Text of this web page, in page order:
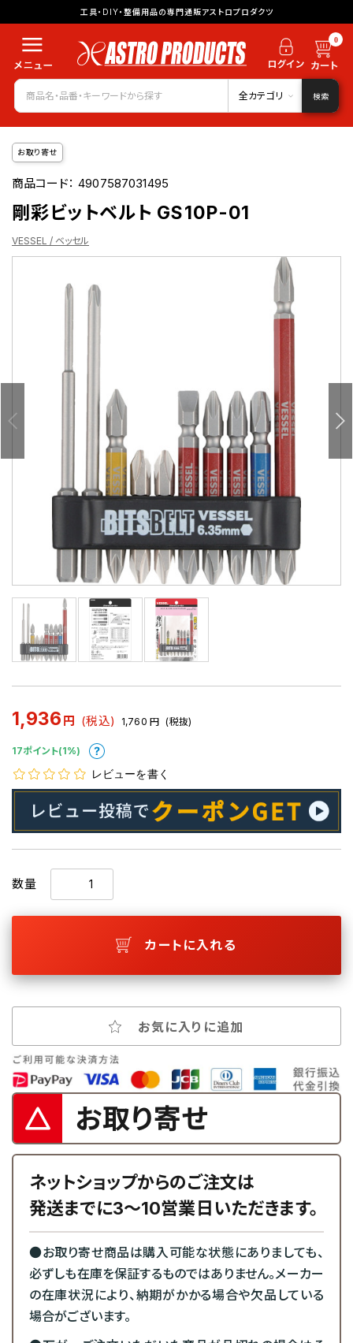
工具・DIY・整備用品の専門通販アストロプロダクツ
0
全カテゴリ 検索
お取り寄せ
商品コード：4907587031495
剛彩ビットベルト GS10P-01
VESSEL / ベッセル
1,936 円 (税込) 1,760 円 (税抜)
17ポイント(1%)
レビューを書く
数量
カートに入れる
お気に入りに追加
お取り寄せ
ネットショップからのご注文は
発送までに3～10営業日いただきます。
●お取り寄せ商品は購入可能な状態にありましても、
必ずしも在庫を保証するものではありません。メーカー
の在庫状況により、納期がかかる場合や欠品している
場合がございます。